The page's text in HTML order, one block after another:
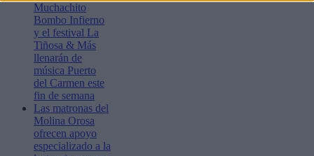
Muchachito
Bombo Infierno
y el festival La
Tiñosa & Más
llenarán de
música Puerto
del Carmen este
fin de semana
Las matronas del
Molina Orosa
ofrecen apoyo
especializado a la